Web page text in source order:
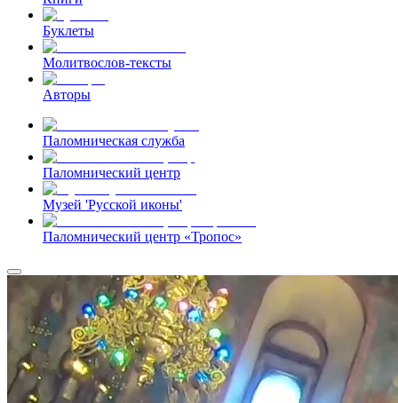
Буклеты
Молитвослов-тексты
Авторы
Паломническая служба
Паломнический центр
Музей 'Русской иконы'
Паломнический центр «Тропос»